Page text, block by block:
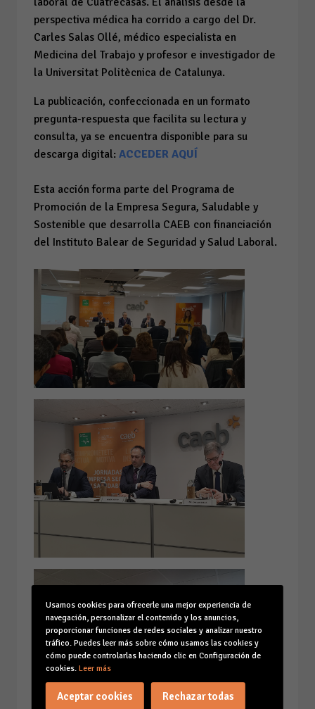
perspectiva médica ha corrido a cargo del Dr.
Carles Salas Ollé, médico especialista en
Medicina del Trabajo y profesor e investigador de
la Universitat Politècnica de Catalunya.
La publicación, confeccionada en un formato
pregunta-respuesta que facilita su lectura y
consulta, ya se encuentra disponible para su
descarga digital: ACCEDER AQUÍ
Esta acción forma parte del Programa de
Promoción de la Empresa Segura, Saludable y
Sostenible que desarrolla CAEB con financiación
del Instituto Balear de Seguridad y Salud Laboral.
Usamos cookies para ofrecerle una mejor experiencia de
navegación, personalizar el contenido y los anuncios,
proporcionar funciones de redes sociales y analizar nuestro
tráfico. Puedes leer más sobre cómo usamos las cookies y
cómo puede controlarlas haciendo clic en Configuración de
cookies. Leer más
Aceptar cookies Rechazar todas